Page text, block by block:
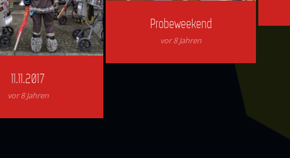
Probeweekend
vor 8 Jahren
11.11.2017
vor 8 Jahren